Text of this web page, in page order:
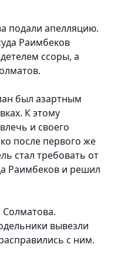
подали апелляцию.
Раимбеков
ссоры, а
был азартным
К этому
и своего
после первого же
стал требовать от
Раимбеков и решил
Солматова.
вывезли
с ним.